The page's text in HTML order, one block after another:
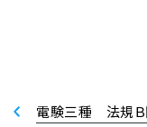
電験三種 法規Ｂ